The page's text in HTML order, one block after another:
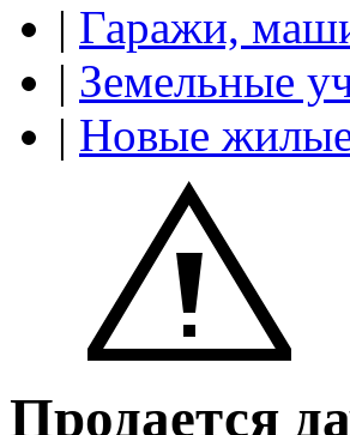
| Гаражи,
| Земельные
| Новые
Продается